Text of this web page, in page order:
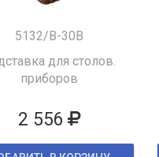
5132/B-30B
для столов.
приборов
2 556